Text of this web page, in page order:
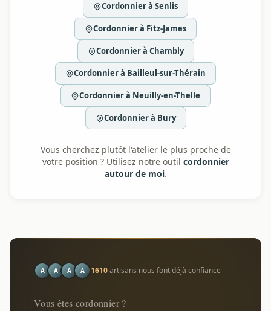
Cordonnier à Senlis
Cordonnier à Fitz-James
Cordonnier à Chambly
Cordonnier à Bailleul-sur-Thérain
Cordonnier à Neuilly-en-Thelle
Cordonnier à Bury
Vous cherchez plutôt l'atelier le plus proche de
votre position ? Utilisez notre outil cordonnier
autour de moi.
A A A A 1610artisans nous font déjà confiance
Vous êtes cordonnier ?